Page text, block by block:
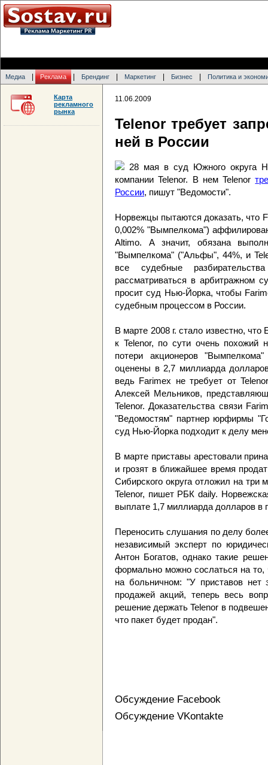
Медиа Реклама Брендинг Маркетинг Бизнес Политика и
11.06.2009
Telenor требует
ней в России
28 мая в суд Южного округа
компании Telenor. В нем Telenor
России, пишут "Ведомости".
Норвежцы пытаются доказать, что
0,002% "Вымпелкома")
Altimo. А значит, обязана
"Вымпелкома" ("Альфы", 44%, и
все судебные
рассматриваться в арбитражном
просит суд Нью-Йорка, чтобы
судебным процессом в России.
В марте 2008 г. стало известно,
к Telenor, по сути очень
потери акционеров
оценены в 2,7 миллиарда
ведь Farimex не требует от
Алексей Мельников,
Telenor. Доказательства связи
"Ведомостям" партнер юрфирмы
суд Нью-Йорка подходит к делу
В марте приставы арестовали
и грозят в ближайшее время
Сибирского округа отложил на три
Telenor, пишет РБК daily.
выплате 1,7 миллиарда долларов
Переносить слушания по делу
независимый эксперт по
Антон Богатов, однако такие
формально можно сослаться на то,
на больничном: "У приставов нет
продажей акций, теперь весь
решение держать Telenor в
что пакет будет продан".
Обсуждение Facebook
Обсуждение VKontakte
Карта
рекламного
рынка